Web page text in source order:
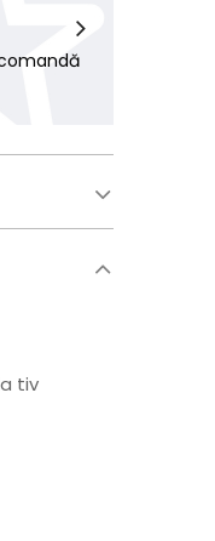
tiv